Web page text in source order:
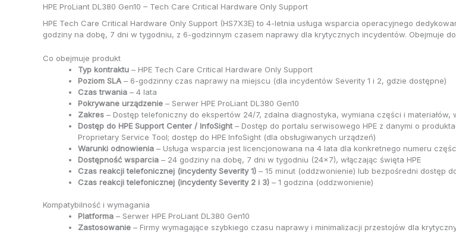
HPE ProLiant DL380 Gen10 – Tech Care Critical Hardware Only Support
HPE Tech Care Critical Hardware Only Support (HS7X3E) to 4-letnia usługa wsparcia operacyjnego
godziny na dobę, 7 dni w tygodniu, z 6-godzinnym czasem naprawy dla krytycznych incydentów. Obejmuje
Co obejmuje produkt
Typ kontraktu – HPE Tech Care Critical Hardware Only Support
Poziom SLA – 6-godzinny czas naprawy na miejscu (dla incydentów Severity 1 i 2, gdzie dostępne)
Czas trwania – 4 lata
Pokrywane urządzenie – Serwer HPE ProLiant DL380 Gen10
Zakres – Dostęp telefoniczny do ekspertów 24/7, zdalna diagnostyka, wymiana części i
Dostęp do HPE Support Center / InfoSight – Dostęp do portalu serwisowego HPE z danymi o
Proprietary Service Tool; dostęp do HPE InfoSight (dla obsługiwanych urządzeń)
Warunki odnowienia – Usługa wsparcia jest licencjonowana na 4 lata dla konkretnego numeru
Dostępność wsparcia – 24 godziny na dobę, 7 dni w tygodniu (24×7), włączając święta HPE
Czas reakcji telefonicznej (incydenty Severity 1) – 15 minut (oddzwonienie) lub bezpośredni dostęp
Czas reakcji telefonicznej (incydenty Severity 2 i 3) – 1 godzina (oddzwonienie)
Kompatybilność i wymagania
Platforma – Serwer HPE ProLiant DL380 Gen10
Zastosowanie – Firmy wymagające szybkiego czasu naprawy i minimalizacji przestojów dla